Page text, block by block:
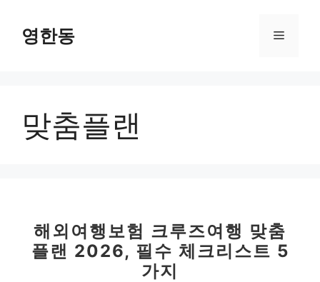
영한동 메
맞춤플랜
해외여행보험 크루즈여행 맞춤
플랜 2026, 필수 체크리스트 5
가지